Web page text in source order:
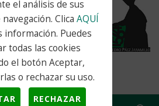
el análisis de sus
ClicaAQUÍ
información. Puedes
todas las cookies
el botón Aceptar,
o rechazar su uso.
RECHAZAR